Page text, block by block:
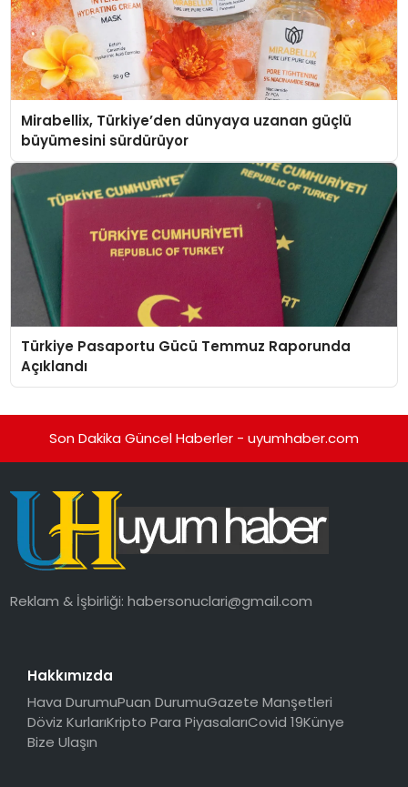
Mirabellix, Türkiye’den dünyaya uzanan güçlü
büyümesini sürdürüyor
Türkiye Pasaportu Gücü Temmuz Raporunda
Açıklandı
Son Dakika Güncel Haberler - uyumhaber.com
Reklam & İşbirliği:habersonuclari@gmail.com
Hakkımızda
Hava DurumuPuan DurumuGazete Manşetleri
Döviz KurlarıKripto Para PiyasalarıCovid 19Künye
Bize Ulaşın